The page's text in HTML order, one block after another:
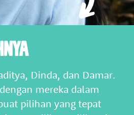
Dinda, dan Damar.
mereka dalam
pilihan yang tepat